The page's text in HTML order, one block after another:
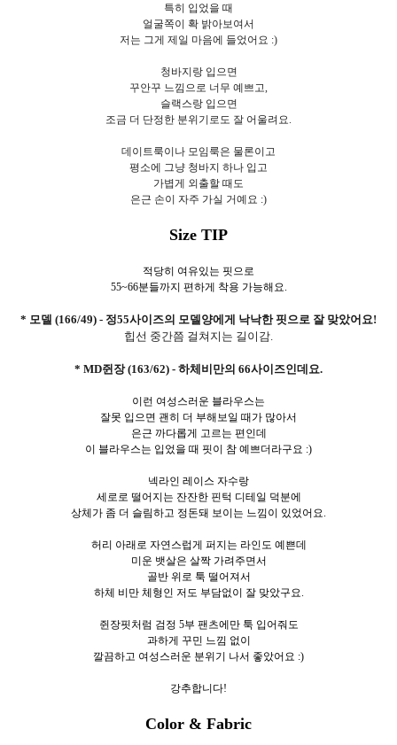
특히 입었을 때
얼굴쪽이 확 밝아보여서
저는 그게 제일 마음에 들었어요 :)
청바지랑 입으면
꾸안꾸 느낌으로 너무 예쁘고,
슬랙스랑 입으면
조금 더 단정한 분위기로도 잘 어울려요.
데이트룩이나 모임룩은 물론이고
평소에 그냥 청바지 하나 입고
가볍게 외출할 때도
은근 손이 자주 가실 거예요 :)
Size TIP
적당히 여유있는 핏으로
55~66분들까지 편하게 착용 가능해요.
* 모델 (166/49) - 정55사이즈의 모델양에게 낙낙한 핏으로 잘 맞았어요!
힙선 중간쯤 걸쳐지는 길이감.
* MD쥔장 (163/62) - 하체비만의 66사이즈인데요.
이런 여성스러운 블라우스는
잘못 입으면 괜히 더 부해보일 때가 많아서
은근 까다롭게 고르는 편인데
이 블라우스는 입었을 때 핏이 참 예쁘더라구요 :)
넥라인 레이스 자수랑
세로로 떨어지는 잔잔한 핀턱 디테일 덕분에
상체가 좀 더 슬림하고 정돈돼 보이는 느낌이 있었어요.
허리 아래로 자연스럽게 퍼지는 라인도 예쁜데
미운 뱃살은 살짝 가려주면서
골반 위로 툭 떨어져서
하체 비만 체형인 저도 부담없이 잘 맞았구요.
쥔장핏처럼 검정 5부 팬츠에만 툭 입어줘도
과하게 꾸민 느낌 없이
깔끔하고 여성스러운 분위기 나서 좋았어요 :)
강추합니다!
Color & Fabric